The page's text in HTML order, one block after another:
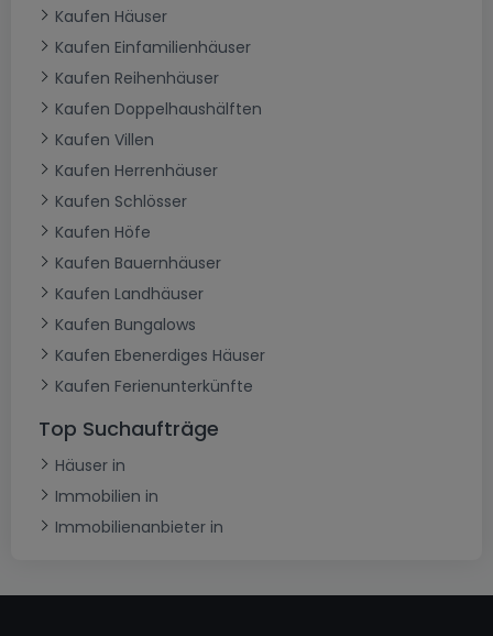
Kaufen Häuser
Kaufen Einfamilienhäuser
Kaufen Reihenhäuser
Kaufen Doppelhaushälften
Kaufen Villen
Kaufen Herrenhäuser
Kaufen Schlösser
Kaufen Höfe
Kaufen Bauernhäuser
Kaufen Landhäuser
Kaufen Bungalows
Kaufen Ebenerdiges Häuser
Kaufen Ferienunterkünfte
Top Suchaufträge
Häuser in
Immobilien in
Immobilienanbieter in